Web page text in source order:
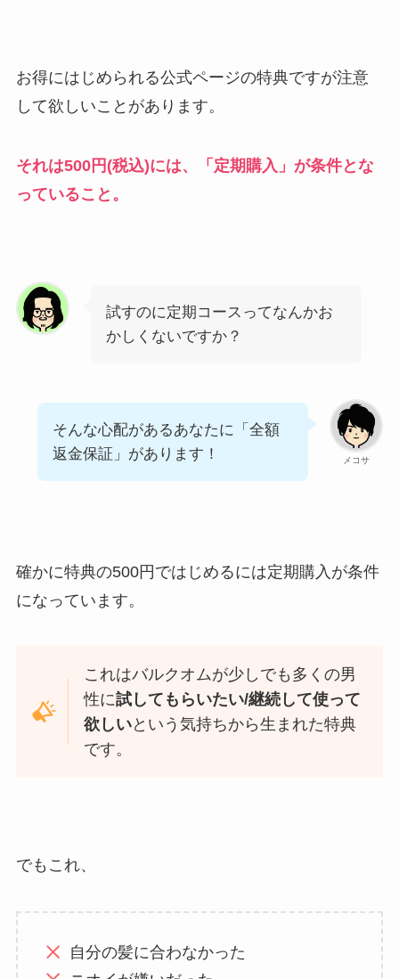
お得にはじめられる公式ページの特典ですが注意
して欲しいことがあります。
それは500円(税込)には、「定期購入」が条件とな
っていること。
試すのに定期コースってなんかお
かしくないですか？
メコサ
そんな心配があるあなたに「全額
返金保証」があります！
確かに特典の500円ではじめるには定期購入が条件
になっています。
これはバルクオムが少しでも多くの男
性に試してもらいたい/継続して使って
欲しいという気持ちから生まれた特典
です。
でもこれ、
自分の髪に合わなかった